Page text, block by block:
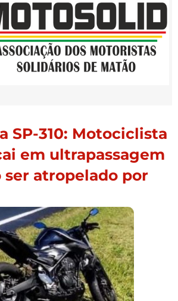
SP-310: Motociclista
em ultrapassagem
ser atropelado por